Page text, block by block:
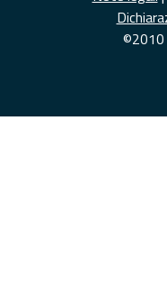
©2010